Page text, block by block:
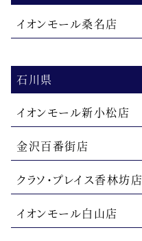
イオンモール桑名店
石川県
イオンモール新小松店
金沢百番街店
クラソ・プレイス香林坊店
イオンモール白山店